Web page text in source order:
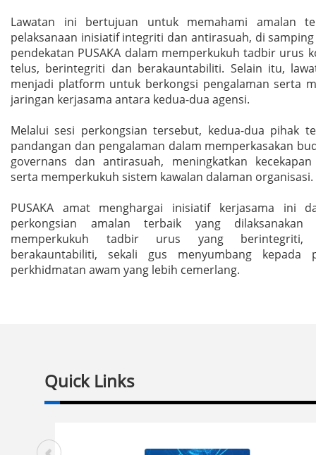
Lawatan ini bertujuan untuk memahami amalan
pelaksanaan inisiatif integriti dan antirasuah, di
pendekatan PUSAKA dalam memperkukuh tadbir urus
telus, berintegriti dan berakauntabiliti. Selain itu,
menjadi platform untuk berkongsi pengalaman serta
jaringan kerjasama antara kedua-dua agensi.
Melalui sesi perkongsian tersebut, kedua-dua pihak
pandangan dan pengalaman dalam memperkasakan
governans dan antirasuah, meningkatkan
serta memperkukuh sistem kawalan dalaman organisasi.
PUSAKA amat menghargai inisiatif kerjasama ini
perkongsian amalan terbaik yang
memperkukuh tadbir urus yang
berakauntabiliti, sekali gus menyumbang kepada
perkhidmatan awam yang lebih cemerlang.
Quick Links